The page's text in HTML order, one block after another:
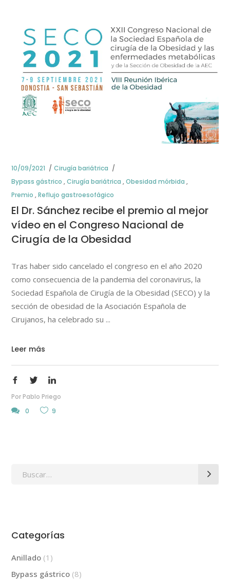
10/09/2021
Cirugía bariátrica
Bypass gástrico ,Cirugía bariátrica ,Obesidad mórbida ,
Premio ,Reflujo gastroesofágico
El Dr. Sánchez recibe el premio al mejor
vídeo en el Congreso Nacional de
Cirugía de la Obesidad
Tras haber sido cancelado el congreso en el año 2020
como consecuencia de la pandemia del coronavirus, la
Sociedad Española de Cirugía de la Obesidad (SECO) y la
sección de obesidad de la Asociación Española de
Cirujanos, ha celebrado su
Leer más
Por Pablo Priego
0
9
Search
Categorías
Anillado (1)
Bypass gástrico (8)